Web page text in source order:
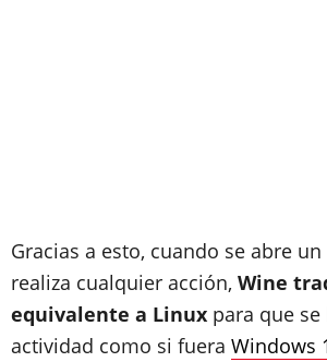
Gracias a esto, cuando se abre
realiza cualquier acción, Wine
equivalente a Linux para que
actividad como si fuera Windows